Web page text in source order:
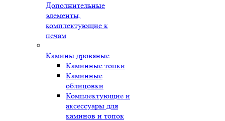
Дополнительные
элементы,
комплектующие к
печам
Камины дровяные
Каминные топки
Каминные
облицовки
Комплектующие и
аксессуары для
каминов и топок